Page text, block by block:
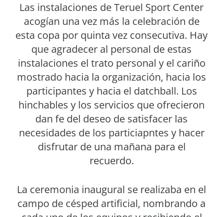
Las instalaciones de Teruel Sport Center
acogían una vez más la celebración de
esta copa por quinta vez consecutiva. Hay
que agradecer al personal de estas
instalaciones el trato personal y el cariño
mostrado hacia la organización, hacia los
participantes y hacia el datchball. Los
hinchables y los servicios que ofrecieron
dan fe del deseo de satisfacer las
necesidades de los particiapntes y hacer
disfrutar de una mañana para el
recuerdo.
La ceremonia inaugural se realizaba en el
campo de césped artificial, nombrando a